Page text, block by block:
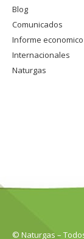
Blog
Comunicados
Informe economico
Internacionales
Naturgas
© Naturgas –